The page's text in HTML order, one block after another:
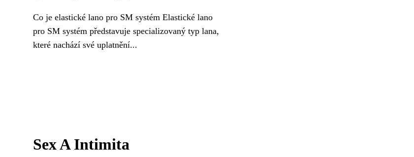
Co je elastické lano pro SM systém Elastické lano
pro SM systém představuje specializovaný typ lana,
které nachází své uplatnění...
Sex A Intimita